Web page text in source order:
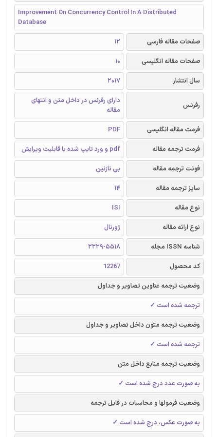
Improvement On Concurrency Control In A Distributed
Database
صفحات مقاله فارسی
12
صفحات مقاله انگلیسی
10
سال انتشار
2017
رفرنس
دارای رفرنس در داخل متن و انتهای
مقاله
فرمت مقاله انگلیسی
PDF
فرمت ترجمه مقاله
pdf و ورد تایپ شده با قابلیت ویرایش
فونت ترجمه مقاله
بی نازنین
سایز ترجمه مقاله
14
نوع مقاله
ISI
نوع ارائه مقاله
ژورنال
شناسه ISSN مجله
2229-5518
کد محصول
12267
وضعیت ترجمه عناوین تصاویر و جداول
ترجمه شده است ✓
وضعیت ترجمه متون داخل تصاویر و جداول
ترجمه شده است ✓
وضعیت ترجمه منابع داخل متن
به صورت عدد درج شده است ✓
وضعیت فرمولها و محاسبات در فایل ترجمه
به صورت عکس، درج شده است ✓